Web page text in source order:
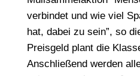
verbindet und wie viel
hat, dabei zu sein”, so
Preisgeld plant die
Anschließend werden